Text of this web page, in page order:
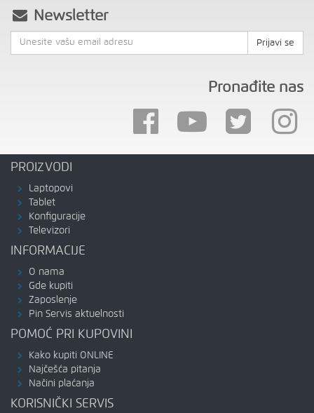
Newsletter
Prijavi se
Pronađite nas
PROIZVODI
Laptopovi
Tablet
Konfiguracije
Televizori
INFORMACIJE
O nama
Gde kupiti
Zaposlenje
Pin Servis aktuelnosti
POMOĆ PRI KUPOVINI
Kako kupiti ONLINE
Najčešća pitanja
Načini plaćanja
KORISNIČKI SERVIS